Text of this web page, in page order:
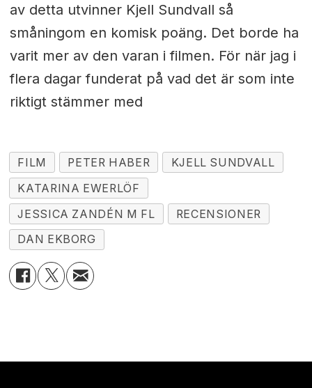
av detta utvinner Kjell Sundvall så
småningom en komisk poäng. Det borde ha
varit mer av den varan i filmen. För när jag i
flera dagar funderat på vad det är som inte
riktigt stämmer med
FILM PETER HABER
KJELL SUNDVALL
KATARINA EWERLÖF
JESSICA ZANDÉN M FL
RECENSIONER
DAN EKBORG